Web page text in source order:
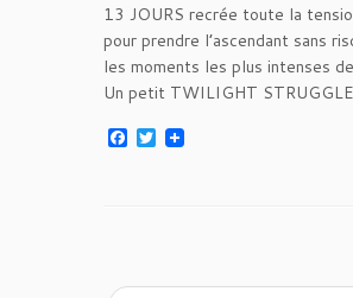
13 JOURS recrée toute la
pour prendre l’ascendant sans
les moments les plus intenses
Un petit TWILIGHT
F T
w